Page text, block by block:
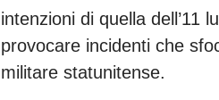
intenzioni di quella dell’11
provocare incidenti che
militare statunitense.